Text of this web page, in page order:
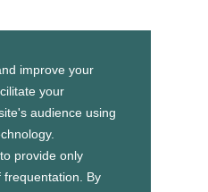
improve your
your
audience using
provide only
frequentation. By